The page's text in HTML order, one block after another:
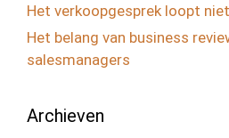
Het verkoopgesprek loopt
Het belang van business
salesmanagers
Archieven